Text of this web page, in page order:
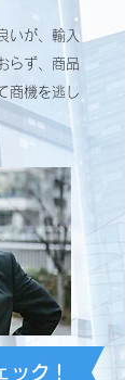
いが、輸入
らず、商品
商機を逃し
ック！